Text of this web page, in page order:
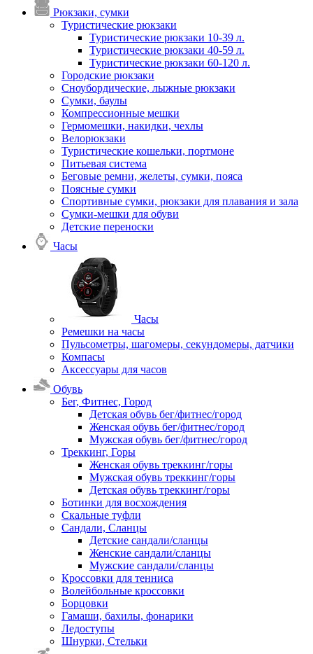
Рюкзаки, сумки
Туристические рюкзаки
Туристические рюкзаки 10-39 л.
Туристические рюкзаки 40-59 л.
Туристические рюкзаки 60-120 л.
Городские рюкзаки
Сноубордические, лыжные рюкзаки
Сумки, баулы
Компрессионные мешки
Гермомешки, накидки, чехлы
Велорюкзаки
Туристические кошельки, портмоне
Питьевая система
Беговые ремни, желеты, сумки, пояса
Поясные сумки
Спортивные сумки, рюкзаки для плавания и зала
Сумки-мешки для обуви
Детские переноски
Часы
Часы
Ремешки на часы
Пульсометры, шагомеры, секундомеры, датчики
Компасы
Аксессуары для часов
Обувь
Бег, Фитнес, Город
Детская обувь бег/фитнес/город
Женская обувь бег/фитнес/город
Мужская обувь бег/фитнес/город
Треккинг, Горы
Женская обувь треккинг/горы
Мужская обувь треккинг/горы
Детская обувь треккинг/горы
Ботинки для восхождения
Скальные туфли
Сандали, Сланцы
Детские сандали/сланцы
Женские сандали/сланцы
Мужские сандали/сланцы
Кроссовки для тенниса
Волейбольные кроссовки
Борцовки
Гамаши, бахилы, фонарики
Ледоступы
Шнурки, Стельки